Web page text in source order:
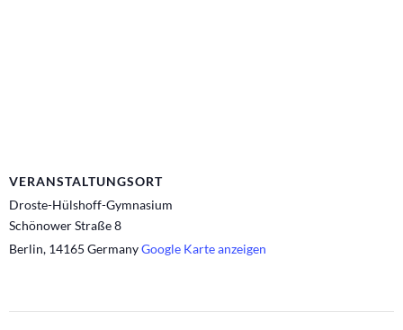
VERANSTALTUNGSORT
Droste-Hülshoff-Gymnasium
Schönower Straße 8
Berlin, 14165 GermanyGoogle Karte anzeigen